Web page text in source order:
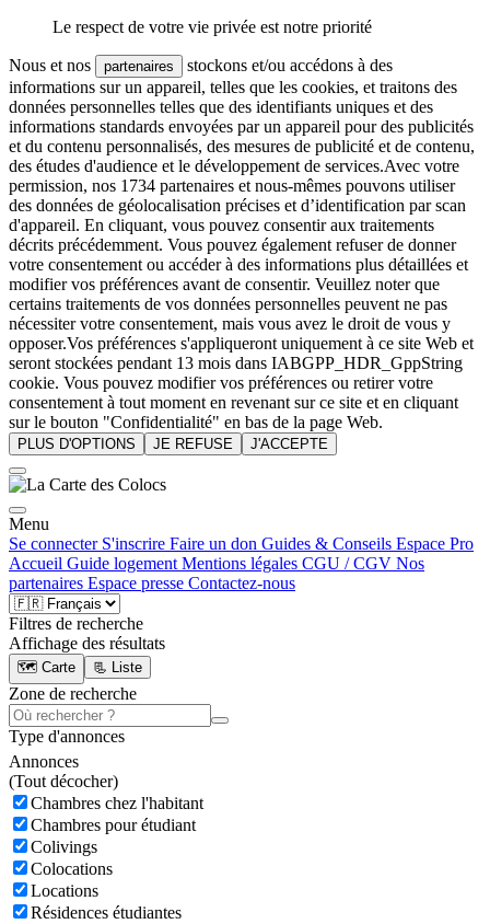
Le respect de votre vie privée est notre priorité
Nous et nos partenaires
stockons et/ou accédons à des
informations sur un appareil, telles que les cookies, et traitons des
données personnelles telles que des identifiants uniques et des
informations standards envoyées par un appareil pour des publicités
et du contenu personnalisés, des mesures de publicité et de contenu,
des études d'audience et le développement de services.Avec votre
permission, nos 1734 partenaires et nous-mêmes pouvons utiliser
des données de géolocalisation précises et d’identification par scan
d'appareil. En cliquant, vous pouvez consentir aux traitements
décrits précédemment. Vous pouvez également refuser de donner
votre consentement ou accéder à des informations plus détaillées et
modifier vos préférences avant de consentir. Veuillez noter que
certains traitements de vos données personnelles peuvent ne pas
nécessiter votre consentement, mais vous avez le droit de vous y
opposer.Vos préférences s'appliqueront uniquement à ce site Web et
seront stockées pendant 13 mois dans IABGPP_HDR_GppString
cookie. Vous pouvez modifier vos préférences ou retirer votre
consentement à tout moment en revenant sur ce site et en cliquant
sur le bouton "Confidentialité" en bas de la page Web.
PLUS D'OPTIONS JE REFUSE J'ACCEPTE
Menu
Se connecter S'inscrire Faire un don Guides & Conseils Espace Pro
Accueil Guide logement Mentions légales CGU / CGV Nos
partenaires Espace presse Contactez-nous
Filtres de recherche
Affichage des résultats
🗺️ Carte 📃 Liste
Zone de recherche
Type d'annonces
Annonces
(Tout décocher)
Chambres chez l'habitant
Chambres pour étudiant
Colivings
Colocations
Locations
Résidences étudiantes